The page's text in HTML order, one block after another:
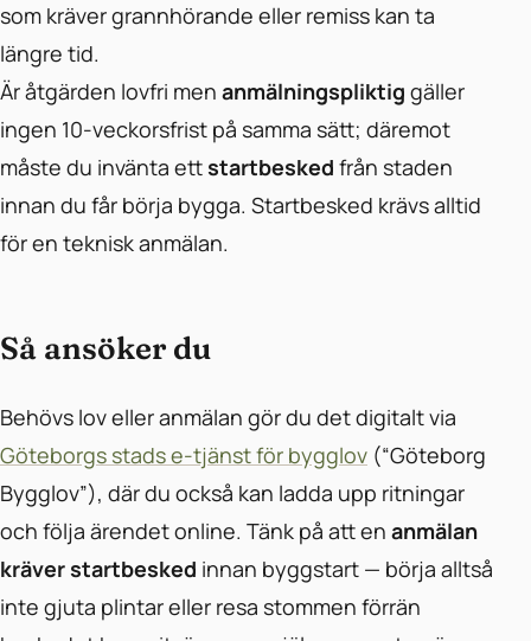
som kräver grannhörande eller remiss kan ta
längre tid.
Är åtgärden lovfri men anmälningspliktig gäller
ingen 10-veckorsfrist på samma sätt; däremot
måste du invänta ettstartbesked från staden
innan du får börja bygga. Startbesked krävs alltid
för en teknisk anmälan.
Så ansöker du
Behövs lov eller anmälan gör du det digitalt via
Göteborgs stads e-tjänst för bygglov (“Göteborg
Bygglov”), där du också kan ladda upp ritningar
och följa ärendet online. Tänk på att en anmälan
kräver startbesked innan byggstart — börja alltså
inte gjuta plintar eller resa stommen förrän